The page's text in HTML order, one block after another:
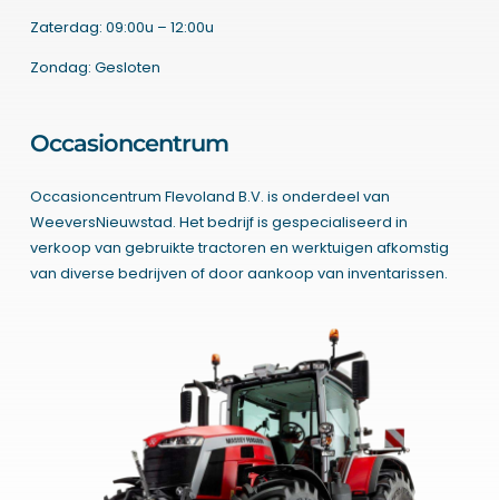
Zaterdag: 09:00u – 12:00u
Zondag: Gesloten
Occasioncentrum
Occasioncentrum Flevoland B.V. is onderdeel van
WeeversNieuwstad. Het bedrijf is gespecialiseerd in
verkoop van gebruikte tractoren en werktuigen afkomstig
van diverse bedrijven of door aankoop van inventarissen.